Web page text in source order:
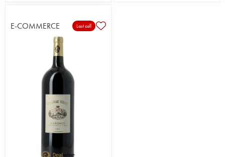
E-COMMERCE Last call